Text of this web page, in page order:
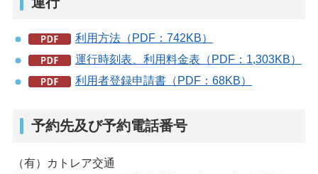
利用方法（PDF：742KB）
運行時刻表、利用料金表（PDF：1,303KB）
利用者登録申請書（PDF：68KB）
予約先及び予約電話番号
（有）カトレア交通